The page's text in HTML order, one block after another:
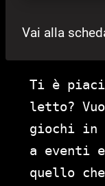
Vai alla
Ti è
letto?
giochi in
a eventi
quello